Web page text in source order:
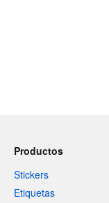
Productos
Stickers
Etiquetas